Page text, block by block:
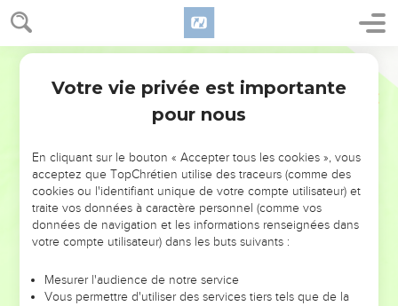
NE MANQUEZ PAS L’ÉVÉNEMENT
DE L’ANNÉE !
ET SI LEURS ERREURS POUVAIENT VOUS ÉVITER LES
VOTRES ?
leur foi ou leur vision. Mais on voit moins les doutes, les erreurs
et les saisons difficiles qu'ils ont traversés, alors même que ce
Votre vie privée est importante
pour nous
En cliquant sur le bouton « Accepter tous les cookies », vous
acceptez que TopChrétien utilise des traceurs (comme des
cookies ou l'identifiant unique de votre compte utilisateur) et
traite vos données à caractère personnel (comme vos
données de navigation et les informations renseignées dans
votre compte utilisateur) dans les buts suivants :
Mesurer l'audience de notre service
Vous permettre d'utiliser des services tiers tels que de la